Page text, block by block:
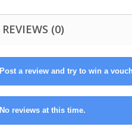
REVIEWS (0)
Post a review and try to win a
No reviews at this time.